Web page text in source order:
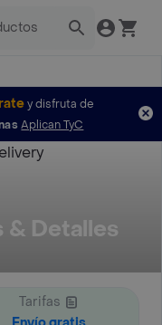
y disfruta de
Aplican TyC
& Detalles
Tarifas